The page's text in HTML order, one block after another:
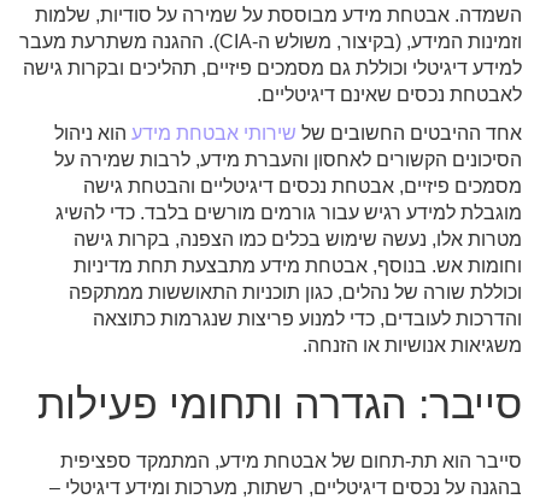
השמדה. אבטחת מידע מבוססת על שמירה על סודיות, שלמות
וזמינות המידע, (בקיצור, משולש ה-CIA). ההגנה משתרעת מעבר
למידע דיגיטלי וכוללת גם מסמכים פיזיים, תהליכים ובקרות גישה
לאבטחת נכסים שאינם דיגיטליים.
אחד ההיבטים החשובים של שירותי אבטחת מידע הוא ניהול
הסיכונים הקשורים לאחסון והעברת מידע, לרבות שמירה על
מסמכים פיזיים, אבטחת נכסים דיגיטליים והבטחת גישה
מוגבלת למידע רגיש עבור גורמים מורשים בלבד. כדי להשיג
מטרות אלו, נעשה שימוש בכלים כמו הצפנה, בקרות גישה
וחומות אש. בנוסף, אבטחת מידע מתבצעת תחת מדיניות
וכוללת שורה של נהלים, כגון תוכניות התאוששות ממתקפה
והדרכות לעובדים, כדי למנוע פריצות שנגרמות כתוצאה
משגיאות אנושיות או הזנחה.
סייבר: הגדרה ותחומי פעילות
סייבר הוא תת-תחום של אבטחת מידע, המתמקד ספציפית
בהגנה על נכסים דיגיטליים, רשתות, מערכות ומידע דיגיטלי –